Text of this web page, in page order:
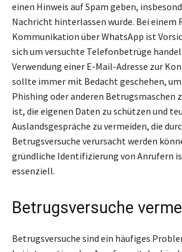
einen Hinweis auf Spam geben,
Nachricht hinterlassen wurde. Bei einem
Kommunikation über WhatsApp ist
sich um versuchte Telefonbetrüge
Verwendung einer E-Mail-Adresse zur
sollte immer mit Bedacht geschehen,
Phishing oder anderen Betrugsmaschen
ist, die eigenen Daten zu schützen und
Auslandsgespräche zu vermeiden, die
Betrugsversuche verursacht werden
gründliche Identifizierung von Anrufern
essenziell.
Betrugsversuche
Betrugsversuche sind ein häufiges